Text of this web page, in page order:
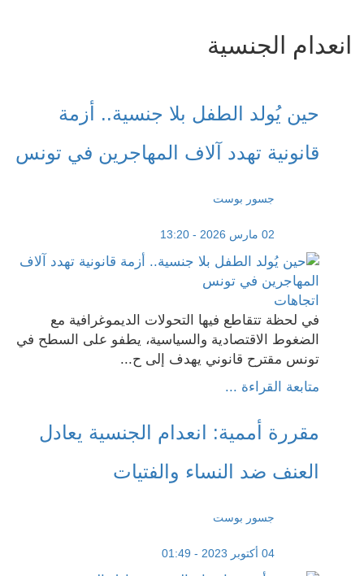
انعدام الجنسية
حين يُولد الطفل بلا جنسية.. أزمة
قانونية تهدد آلاف المهاجرين في تونس
جسور بوست
02 مارس 2026 - 13:20
اتجاهات
في لحظة تتقاطع فيها التحولات الديموغرافية مع
الضغوط الاقتصادية والسياسية، يطفو على السطح في
تونس مقترح قانوني يهدف إلى ح...
متابعة القراءة ...
مقررة أممية: انعدام الجنسية يعادل
العنف ضد النساء والفتيات
جسور بوست
04 أكتوبر 2023 - 01:49